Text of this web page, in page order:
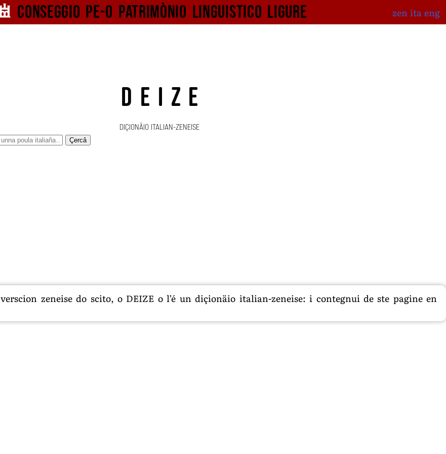
Conseggio pe-o patrimònio linguistico ligure zen ita eng
DEIZE
DIÇIONÄIO ITALIAN-ZENEISE
Çercâ
zeneise do scito, o DEIZE o l’é un diçionäio italian-zeneise: i contegnui de ste pagine en